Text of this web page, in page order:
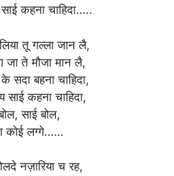
कहना चाहिदा…..
तू गल्ला जान लै,
जा ते मौजा मान लै,
सदा बहना चाहिदा,
कहना चाहिदा,
साई बोल,
कोई लग्गे……
नज़ारिया च रह,